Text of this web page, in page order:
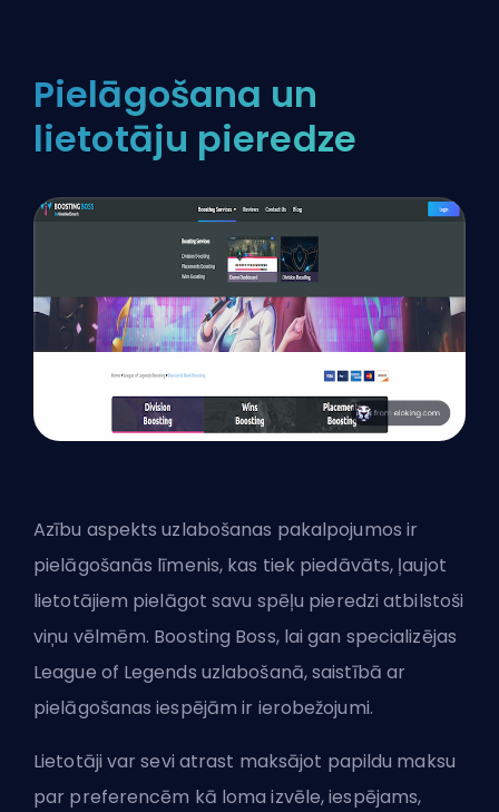
Pielāgošana un
lietotāju pieredze
Azību aspekts uzlabošanas pakalpojumos ir
pielāgošanās līmenis, kas tiek piedāvāts, ļaujot
lietotājiem pielāgot savu spēļu pieredzi atbilstoši
viņu vēlmēm. Boosting Boss, lai gan specializējas
League of Legends uzlabošanā, saistībā ar
pielāgošanas iespējām ir ierobežojumi.
Lietotāji var sevi atrast maksājot papildu maksu
par preferencēm kā loma izvēle, iespējams,